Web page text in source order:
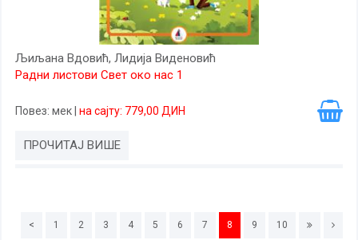
Љиљана Вдовић, Лидија Виденовић
Радни листови Свет око нас 1
Повез: мек на сајту: 779,00 ДИН
ПРОЧИТАЈ ВИШЕ
< 1 2 3 4 5 6 7 8 9 10